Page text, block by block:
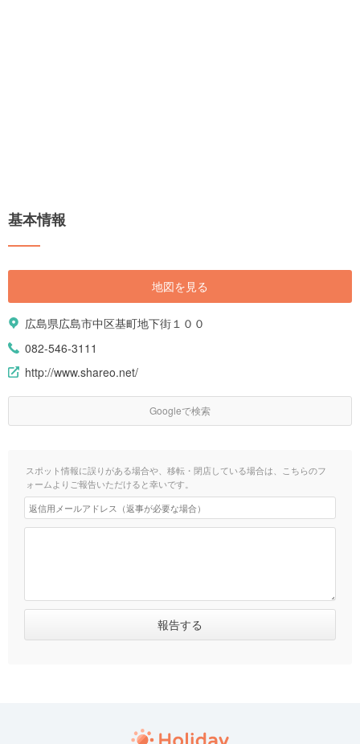
基本情報
地図を見る
広島県広島市中区基町地下街１００
082-546-3111
http://www.shareo.net/
Googleで検索
スポット情報に誤りがある場合や、移転・閉店している場合は、こちらのフ
ォームよりご報告いただけると幸いです。